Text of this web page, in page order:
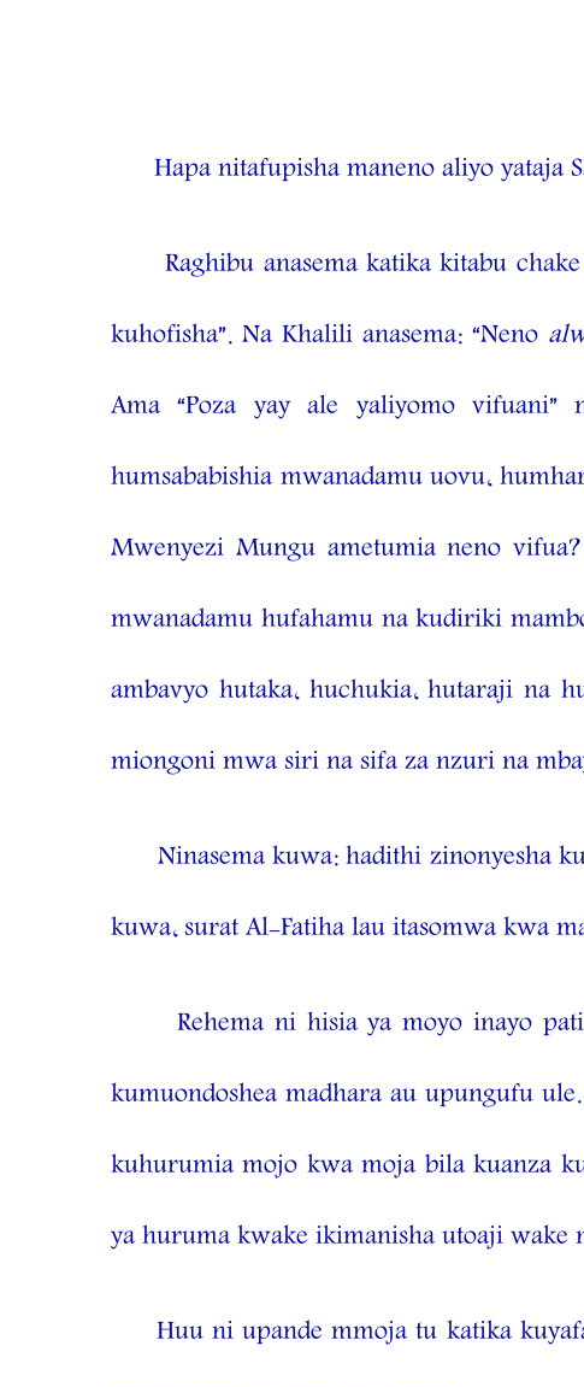
Hapa nitafupisha maneno aliyo yataja
Raghibu anasema katika kitabu
kuhofisha”. Na Khalili anasema: “Neno
Ama “Poza yay ale yaliyomo
humsababishia mwanadamu uovu,
Mwenyezi Mungu ametumia neno
mwanadamu hufahamu na kudiriki
ambavyo hutaka, huchukia, hutaraji na
miongoni mwa siri na sifa za nzuri na
Ninasema kuwa: hadithi zinonyesha
kuwa, surat Al-Fatiha lau itasomwa kwa
Rehema ni hisia ya moyo inayo
kumuondoshea madhara au upungufu
kuhurumia mojo kwa moja bila kuanza
ya huruma kwake ikimanisha utoaji wake
Huu ni upande mmoja tu katika